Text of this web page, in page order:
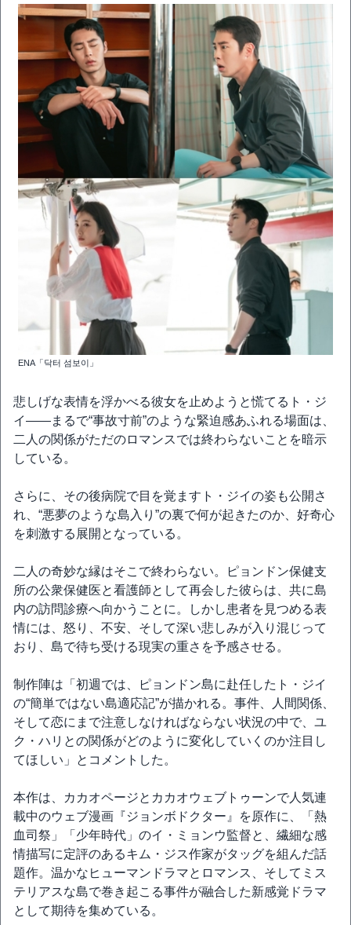
ENA「닥터 섬보이」
悲しげな表情を浮かべる彼女を止めようと慌てるト・ジ
イ――まるで“事故寸前”のような緊迫感あふれる場面は、
二人の関係がただのロマンスでは終わらないことを暗示
している。
さらに、その後病院で目を覚ますト・ジイの姿も公開さ
れ、“悪夢のような島入り”の裏で何が起きたのか、好奇心
を刺激する展開となっている。
二人の奇妙な縁はそこで終わらない。ピョンドン保健支
所の公衆保健医と看護師として再会した彼らは、共に島
内の訪問診療へ向かうことに。しかし患者を見つめる表
情には、怒り、不安、そして深い悲しみが入り混じって
おり、島で待ち受ける現実の重さを予感させる。
制作陣は「初週では、ピョンドン島に赴任したト・ジイ
の“簡単ではない島適応記”が描かれる。事件、人間関係、
そして恋にまで注意しなければならない状況の中で、ユ
ク・ハリとの関係がどのように変化していくのか注目し
てほしい」とコメントした。
本作は、カカオページとカカオウェブトゥーンで人気連
載中のウェブ漫画『ジョンボドクター』を原作に、「熱
血司祭」「少年時代」のイ・ミョンウ監督と、繊細な感
情描写に定評のあるキム・ジス作家がタッグを組んだ話
題作。温かなヒューマンドラマとロマンス、そしてミス
テリアスな島で巻き起こる事件が融合した新感覚ドラマ
として期待を集めている。